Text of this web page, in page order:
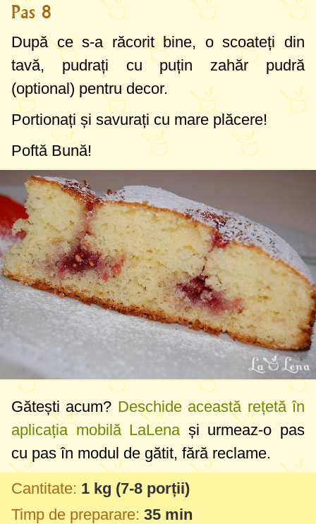
Pas 8
După ce s-a răcorit bine, o scoateți din
tavă, pudrați cu puțin zahăr pudră
(optional) pentru decor.
Portionați și savurați cu mare plăcere!
Poftă Bună!
Gătești acum? Deschide această rețetă în
aplicația mobilă LaLena și urmeaz-o pas
cu pas în modul de gătit, fără reclame.
Cantitate: 1 kg (7-8 porții)
Timp de preparare: 35 min